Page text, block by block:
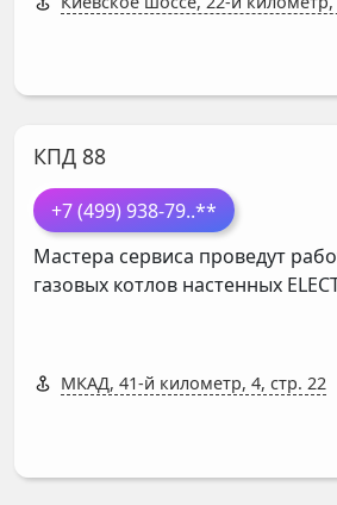
КПД 88
+7 (499) 938-79..**
Мастера сервиса проведут
газовых котлов настенных
МКАД, 41-й километр, 4, стр. 22